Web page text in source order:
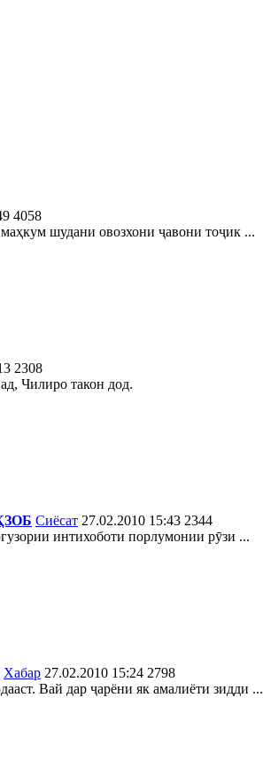
4058
шудани овозхони ҷавони тоҷик ...
2308
Чилиро такон дод.
Сиёсат 27.02.2010 15:43 2344
интихоботи порлумонии рӯзи ...
Хабар 27.02.2010 15:24 2798
Вай дар ҷарёни як амалиёти зидди ...